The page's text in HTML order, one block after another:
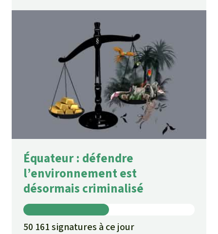
Équateur : défendre
l’environnement est
désormais criminalisé
50 161 signatures à ce jour